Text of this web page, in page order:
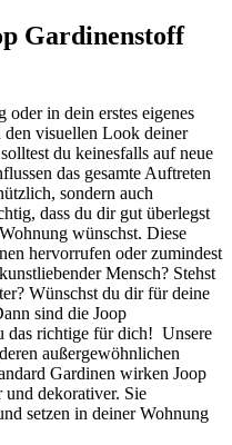
Gardinenstoff
oder in dein erstes eigenes
den visuellen Look deiner
du keinesfalls auf neue
das gesamte Auftreten
sondern auch
dass du dir gut überlegst
wünschst. Diese
hervorrufen oder zumindest
Mensch? Stehst
Wünschst du dir für deine
sind die Joop
das richtige für dich! Unsere
außergewöhnlichen
Gardinen wirken Joop
und dekorativer. Sie
setzen in deiner Wohnung